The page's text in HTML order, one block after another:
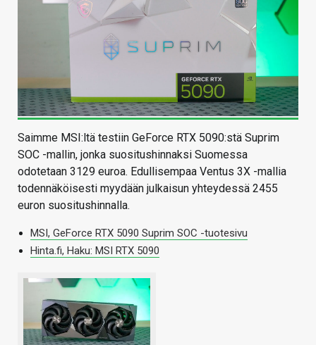
Saimme MSI:ltä testiin GeForce RTX 5090:stä Suprim
SOC -mallin, jonka suositushinnaksi Suomessa
odotetaan 3129 euroa. Edullisempaa Ventus 3X -mallia
todennäköisesti myydään julkaisun yhteydessä 2455
euron suositushinnalla.
MSI, GeForce RTX 5090 Suprim SOC -tuotesivu
Hinta.fi, Haku: MSI RTX 5090